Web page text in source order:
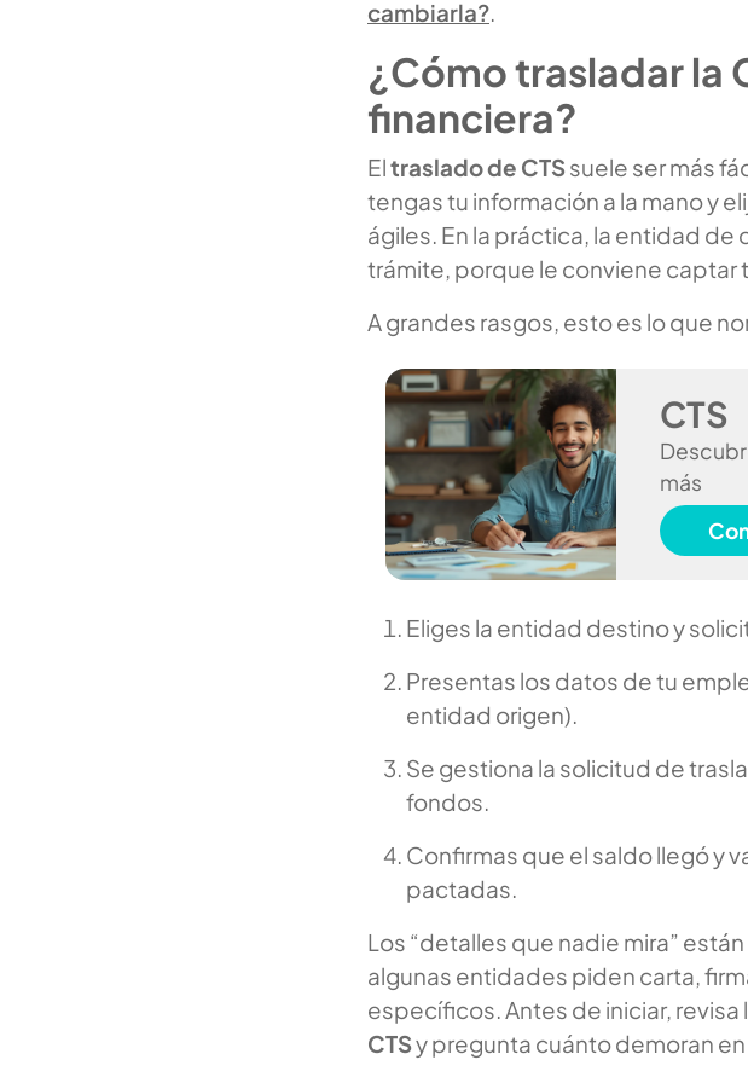
cambiarla?.
¿Cómo trasladar la
financiera?
Eltraslado de CTSsuele ser más
tengas tu información a la mano y
ágiles. En la práctica, la entidad de
trámite, porque le conviene captar
A grandes rasgos, esto es lo que
CTS
más
Eliges la entidad destino y
Presentas los datos de tu
entidad origen).
Se gestiona la solicitud de
fondos.
Confirmas que el saldo llegó y
pactadas.
Los “detalles que nadie mira”
algunas entidades piden carta,
específicos. Antes de iniciar, revisa
CTSy pregunta cuánto demoran